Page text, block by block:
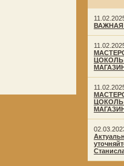
ЦОКОЛЬ
ЦОКОЛЬ